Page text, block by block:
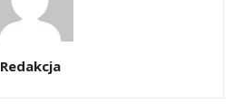
Redakcja